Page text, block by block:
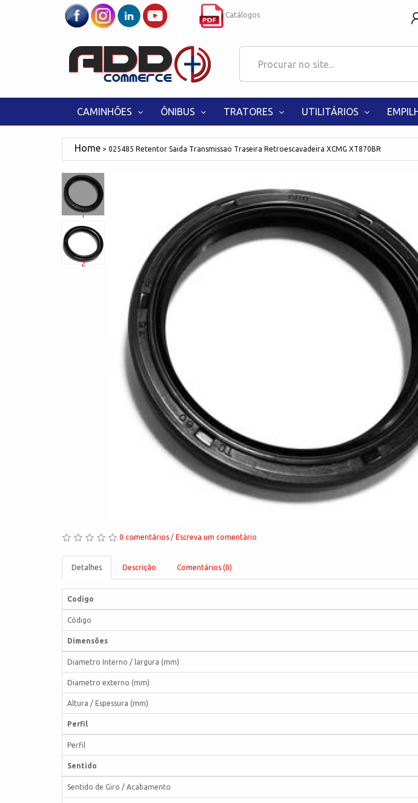
Catálogos
CAMINHÕES ÔNIBUS TRATORES UTILITÁRIOS
025485 Retentor Saida Transmissao Traseira Retroescavadeira XCMG XT870BR
1
2
0 comentários / Escreva um comentário
Detalhes Descrição Comentários (0)
Codigo
Código
Dimensões
Diametro Interno / largura (mm)
Diametro externo (mm)
Altura / Espessura (mm)
Perfil
Perfil
Sentido
Sentido de Giro / Acabamento